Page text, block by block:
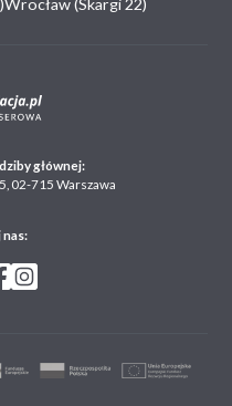
Wrocław (Skargi 22)
głównej:
02-715 Warszawa